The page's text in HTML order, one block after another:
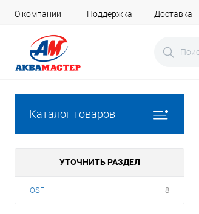
О компании Поддержка Доставка
Каталог товаров
УТОЧНИТЬ РАЗДЕЛ
OSF 8